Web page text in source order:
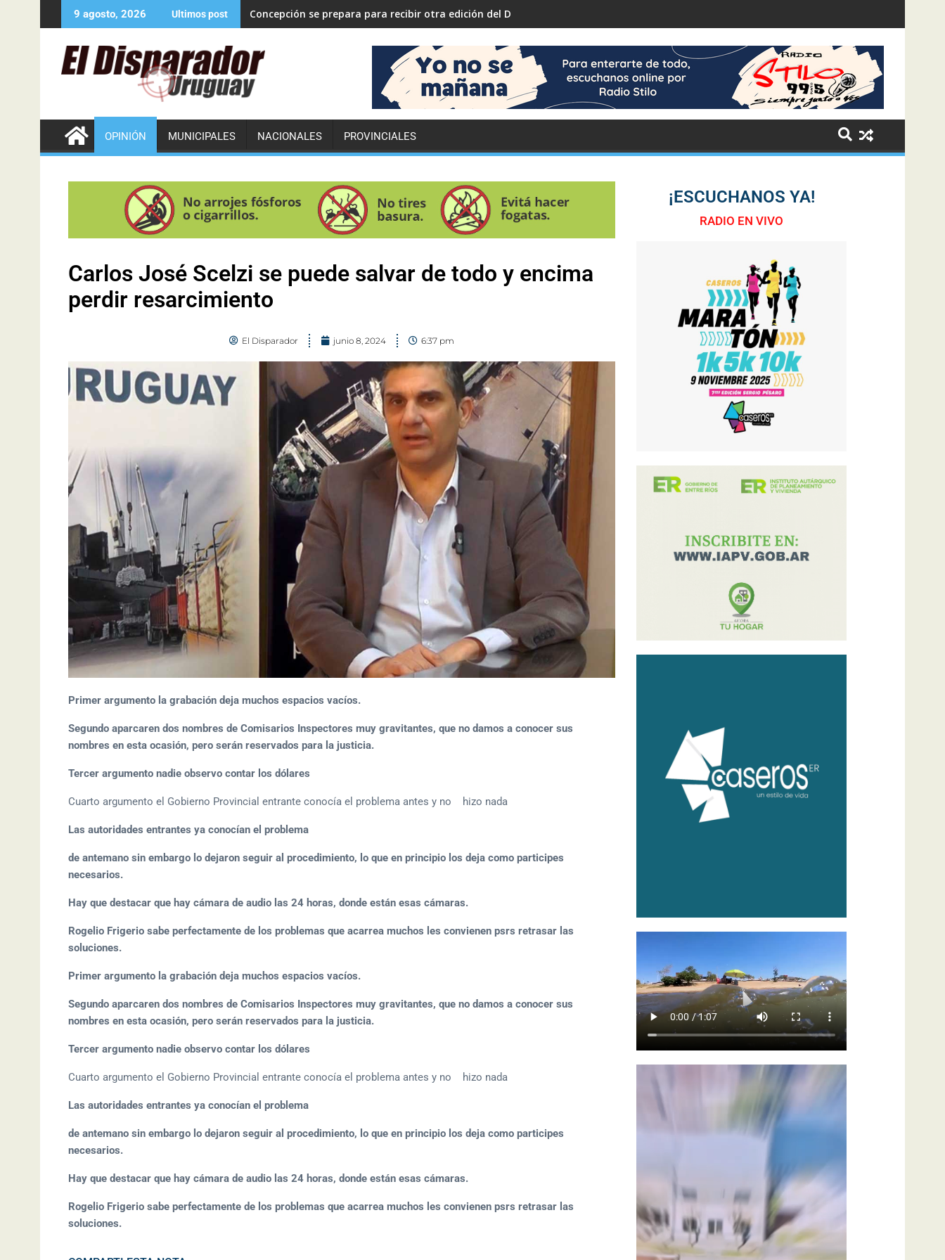
9 agosto, 2026 Ultimos post Concepción se prepara para recibir otra edición del Desafío ECO YPF
OPINIÓN MUNICIPALES NACIONALES PROVINCIALES
Carlos José Scelzi se puede salvar de todo y encima
perdir resarcimiento
El Disparador junio 8, 2024 6:37 pm
Primer argumento la grabación deja muchos espacios vacíos.
Segundo aparcaren dos nombres de Comisarios Inspectores muy gravitantes, que no damos a conocer sus
nombres en esta ocasión, pero serán reservados para la justicia.
Tercer argumento nadie observo contar los dólares
Cuarto argumento el Gobierno Provincial entrante conocía el problema antes y no hizo nada
Las autoridades entrantes ya conocían el problema
de antemano sin embargo lo dejaron seguir al procedimiento, lo que en principio los deja como participes
necesarios.
Hay que destacar que hay cámara de audio las 24 horas, donde están esas cámaras.
Rogelio Frigerio sabe perfectamente de los problemas que acarrea muchos les convienen psrs retrasar las
soluciones.
Primer argumento la grabación deja muchos espacios vacíos.
Segundo aparcaren dos nombres de Comisarios Inspectores muy gravitantes, que no damos a conocer sus
nombres en esta ocasión, pero serán reservados para la justicia.
Tercer argumento nadie observo contar los dólares
Cuarto argumento el Gobierno Provincial entrante conocía el problema antes y no hizo nada
Las autoridades entrantes ya conocían el problema
de antemano sin embargo lo dejaron seguir al procedimiento, lo que en principio los deja como participes
necesarios.
Hay que destacar que hay cámara de audio las 24 horas, donde están esas cámaras.
Rogelio Frigerio sabe perfectamente de los problemas que acarrea muchos les convienen psrs retrasar las
soluciones.
¡ESCUCHANOS YA!
RADIO EN VIVO